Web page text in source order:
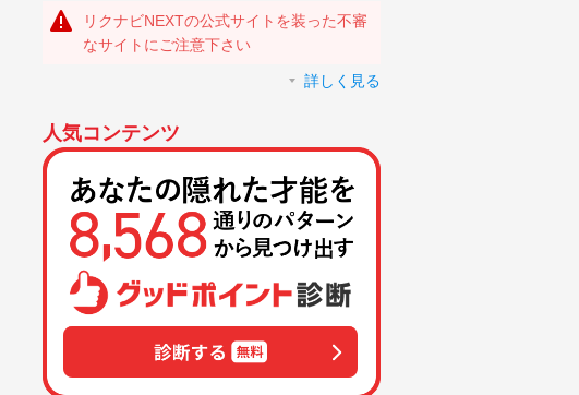
リクナビNEXTの公式サイトを装った不審
なサイトにご注意下さい
詳しく見る
人気コンテンツ